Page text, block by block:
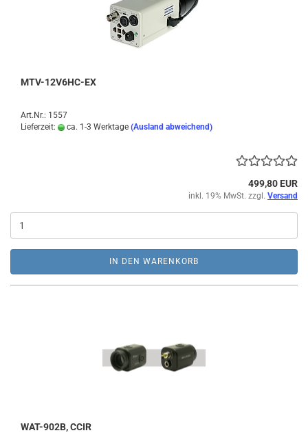
MTV-12V6HC-EX
Art.Nr.: 1557
Lieferzeit:
ca. 1-3 Werktage (Ausland abweichend)
499,80 EUR
inkl. 19% MwSt. zzgl. Versand
IN DEN WARENKORB
WAT-902B, CCIR